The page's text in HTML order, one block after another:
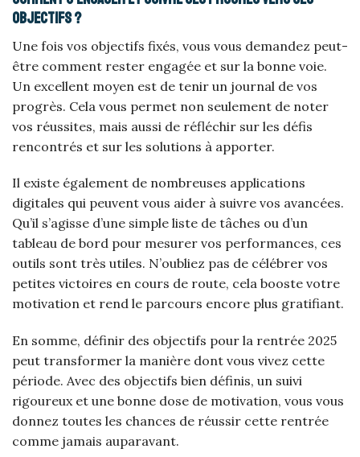
objectifs ?
Une fois vos objectifs fixés, vous vous demandez peut-
être comment rester engagée et sur la bonne voie.
Un excellent moyen est de tenir un journal de vos
progrès. Cela vous permet non seulement de noter
vos réussites, mais aussi de réfléchir sur les défis
rencontrés et sur les solutions à apporter.
Il existe également de nombreuses applications
digitales qui peuvent vous aider à suivre vos avancées.
Qu’il s’agisse d’une simple liste de tâches ou d’un
tableau de bord pour mesurer vos performances, ces
outils sont très utiles. N’oubliez pas de célébrer vos
petites victoires en cours de route, cela booste votre
motivation et rend le parcours encore plus gratifiant.
En somme, définir des objectifs pour la rentrée 2025
peut transformer la manière dont vous vivez cette
période. Avec des objectifs bien définis, un suivi
rigoureux et une bonne dose de motivation, vous vous
donnez toutes les chances de réussir cette rentrée
comme jamais auparavant.